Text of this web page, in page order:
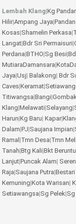
Lembah Klang|Kg
Hilir|Ampang Jaya|
Kosas|Shamelin Perkasa|
Langat|Bdr Sri Permaisuri|
Perdana|BTHO|Sg Besi|
MutiaraDamansara|
Jaya|Usj| Balakong| Bdr
Caves|Keramat|
Titiwangsa|Bangi|Gombak
Klang|Melawati|Selayang|
Harun|Kg Baru| Kapar|
Dalam|PJ|Saujana Impian|
Ramal|Tmn Desa|Tmn
Tanah|Btg Kali|Bkt
Lanjut|Puncak Alam|
Raja|Saujana Putra|
Kemuning|Kota Warisan|
Setiawangsa|Sg Pelek|Sg